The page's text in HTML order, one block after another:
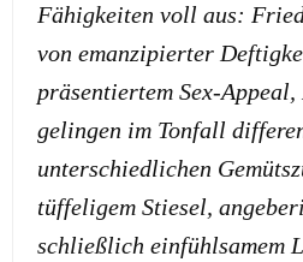
Fähigkeiten voll aus:
von emanzipierter
präsentiertem Sex-
gelingen im Tonfall
unterschiedlichen
tüffeligem Stiesel,
schließlich einfühlsamem